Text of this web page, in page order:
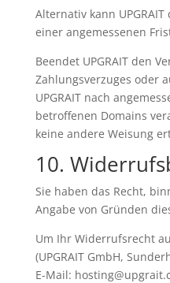
Alternativ kann
einer angemessenen
Beendet UPGRAIT den
Zahlungsverzuges oder
UPGRAIT nach
betroffenen Domains
keine andere Weisung
10.
Sie haben das Recht,
Angabe von Gründen
Um Ihr Widerrufsrecht
(UPGRAIT GmbH,
E-Mail: